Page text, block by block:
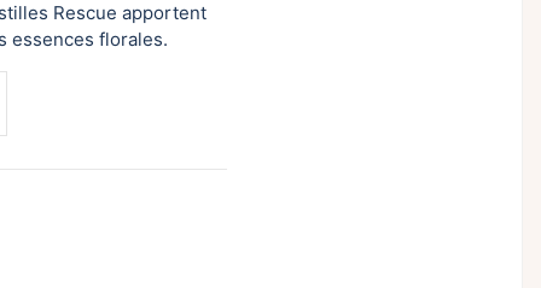
Rescue apportent
essences florales.